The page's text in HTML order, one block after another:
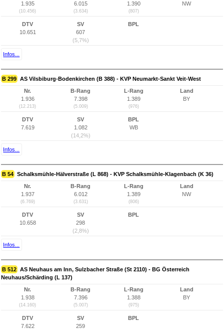
1.935
(10.456)
6.015
(3.634)
1.390
(807)
NW
DTV
10.651
SV
607
(5,7%)
BPL
Infos...
B 299 AS Vilsbiburg-Bodenkirchen (B 388) - KVP Neumarkt-Sankt Veit-West
Nr.
1.936
(12.213)
B-Rang
7.398
(5.009)
L-Rang
1.389
(976)
Land
BY
DTV
7.619
SV
1.082
(14,2%)
BPL
WB
Infos...
B 54 Schalksmühle-Hälverstraße (L 868) - KVP Schalksmühle-Klagenbach (K 36)
Nr.
1.937
(6.769)
B-Rang
6.012
(3.631)
L-Rang
1.389
(806)
Land
NW
DTV
10.658
SV
298
(2,8%)
BPL
Infos...
B 512 AS Neuhaus am Inn, Sulzbacher Straße (St 2110) - BG Österreich
Neuhaus/Schärding (L 137)
Nr.
1.938
(14.160)
B-Rang
7.396
(5.007)
L-Rang
1.388
(975)
Land
BY
DTV
7.622
SV
259
BPL